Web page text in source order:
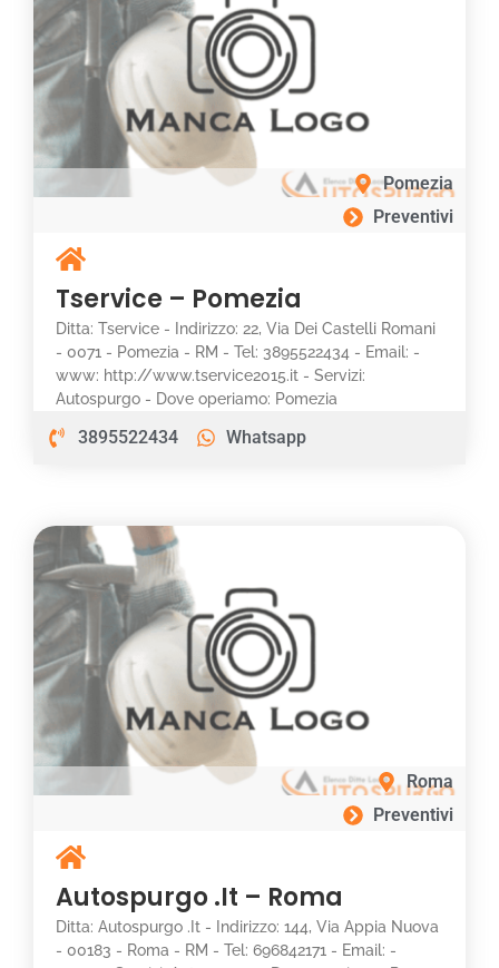
Pomezia
Preventivi
Tservice – Pomezia
Ditta: Tservice - Indirizzo: 22, Via Dei Castelli Romani
- 0071 - Pomezia - RM - Tel: 3895522434 - Email: -
www: http://www.tservice2015.it - Servizi:
Autospurgo - Dove operiamo: Pomezia
3895522434 Whatsapp
Roma
Preventivi
Autospurgo .It – Roma
Ditta: Autospurgo .It - Indirizzo: 144, Via Appia Nuova
- 00183 - Roma - RM - Tel: 696842171 - Email: -